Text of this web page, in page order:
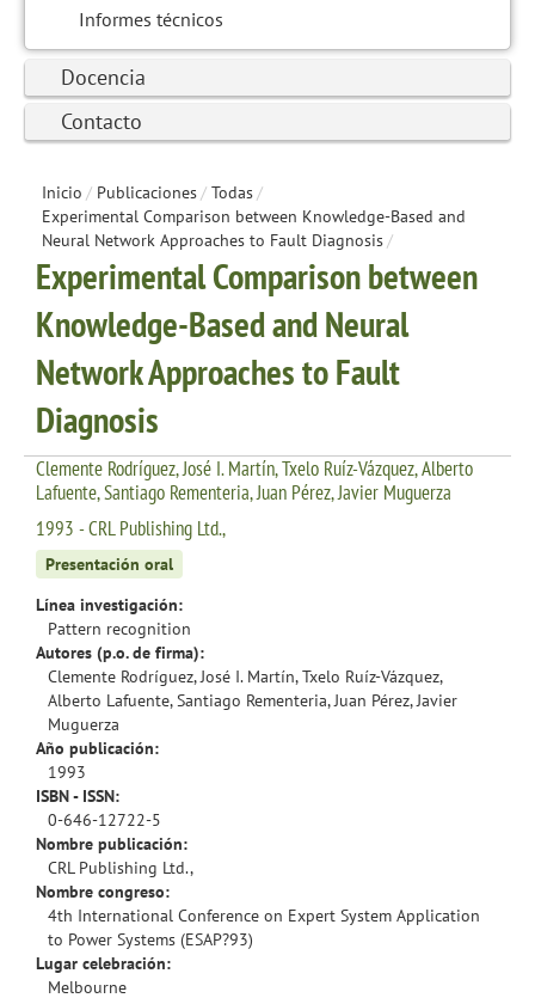
Informes técnicos
Docencia
Contacto
Inicio / Publicaciones/ Todas/
Experimental Comparison between Knowledge-Based and
Neural Network Approaches to Fault Diagnosis/
Experimental Comparison between
Knowledge-Based and Neural
Network Approaches to Fault
Diagnosis
Clemente Rodríguez, José I. Martín, Txelo Ruíz-Vázquez, Alberto
Lafuente, Santiago Rementeria, Juan Pérez, Javier Muguerza
1993 - CRL Publishing Ltd.,
Presentación oral
Línea investigación:
Pattern recognition
Autores (p.o. de firma):
Clemente Rodríguez, José I. Martín, Txelo Ruíz-Vázquez,
Alberto Lafuente, Santiago Rementeria, Juan Pérez, Javier
Muguerza
Año publicación:
1993
ISBN - ISSN:
0-646-12722-5
Nombre publicación:
CRL Publishing Ltd.,
Nombre congreso:
4th International Conference on Expert System Application
to Power Systems (ESAP?93)
Lugar celebración:
Melbourne